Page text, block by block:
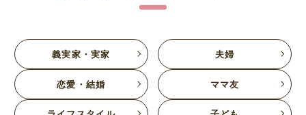
義実家・実家 夫婦
恋愛・結婚 ママ友